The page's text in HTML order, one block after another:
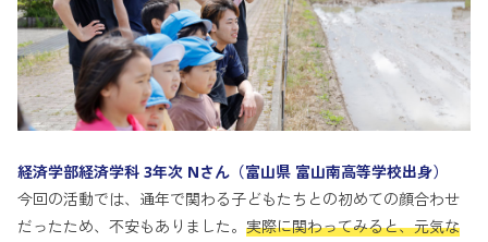
経済学部経済学科 3年次 Nさん（富山県 富山南高等学校出身）
今回の活動では、通年で関わる子どもたちとの初めての顔合わせ
だったため、不安もありました。 実際に関わってみると、元気な